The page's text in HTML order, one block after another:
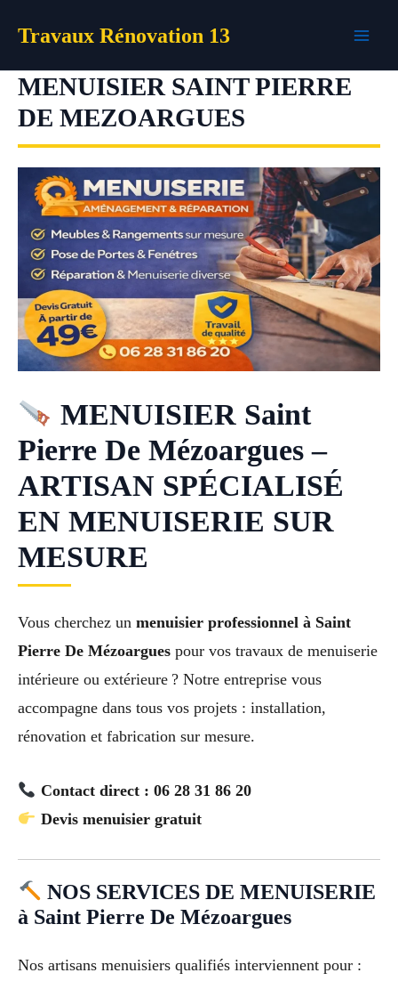
Travaux Rénovation 13
MENUISIER SAINT PIERRE
DE MEZOARGUES
MENUISIER Saint
Pierre De Mézoargues –
ARTISAN SPÉCIALISÉ
EN MENUISERIE SUR
MESURE
Vous cherchez un menuisier professionnel à Saint
Pierre De Mézoargues pour vos travaux de menuiserie
intérieure ou extérieure ? Notre entreprise vous
accompagne dans tous vos projets : installation,
rénovation et fabrication sur mesure.
Contact direct : 06 28 31 86 20
Devis menuisier gratuit
NOS SERVICES DE MENUISERIE
à Saint Pierre De Mézoargues
Nos artisans menuisiers qualifiés interviennent pour :